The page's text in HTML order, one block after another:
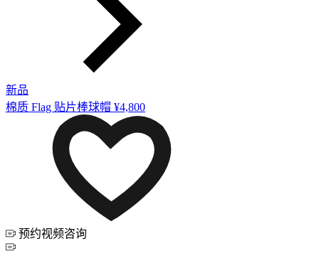
新品
棉质 Flag 贴片棒球帽 ¥4,800
预约视频咨询